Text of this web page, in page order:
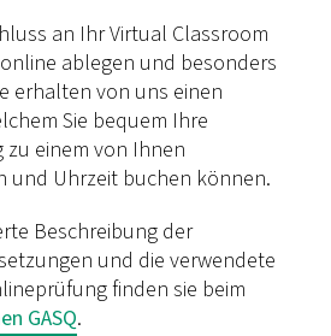
an Ihr Virtual Classroom
ablegen und besonders
erhalten von uns einen
Sie bequem Ihre
einem von Ihnen
und Uhrzeit buchen können.
Beschreibung der
und die verwendete
finden sie beim
GASQ.